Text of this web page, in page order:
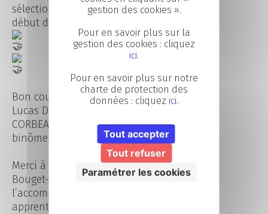
sélectionné pour la finale locale en
début d’année prochaine !
Bon courage à Valentin Defay et
Lucas Dubois (1er binôme) et Kilian
CORBEAU et Hugo LEDAUPHIN (2ème
binôme) pour ce challenge !
Merci à DCF MAYENNE et Caroline
Bouget-David pour
l’accompagnement de nos 4
apprentis.
gestion des cookies ».
Pour en savoir plus sur la
gestion des cookies : cliquez
ici.
Pour en savoir plus sur notre
charte de protection des
données : cliquez ici.
Tout accepter
Tout refuser
Paramétrer les cookies